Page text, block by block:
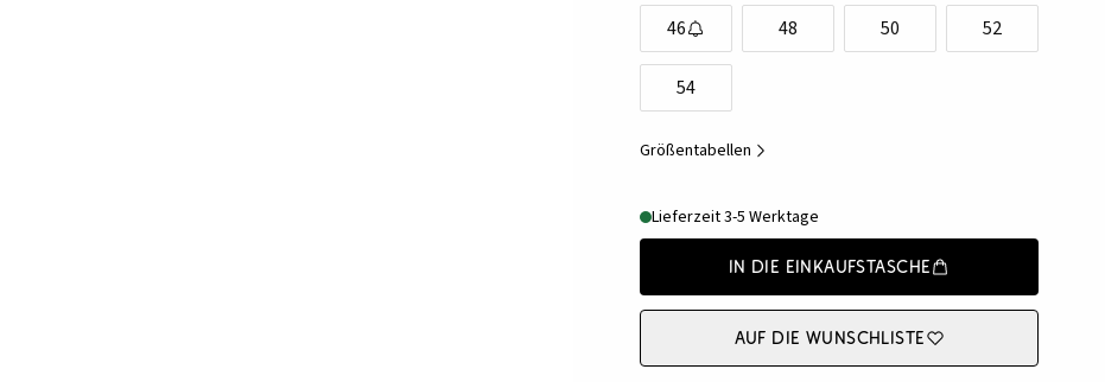
46 48 50 52
54
Größentabellen
Lieferzeit 3-5 Werktage
In die Einkaufstasche
Auf die Wunschliste